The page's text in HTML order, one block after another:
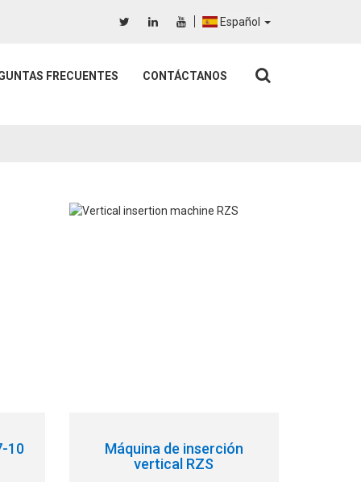
Español
FRECUENTES CONTÁCTANOS
10
Máquina de inserción
vertical RZS